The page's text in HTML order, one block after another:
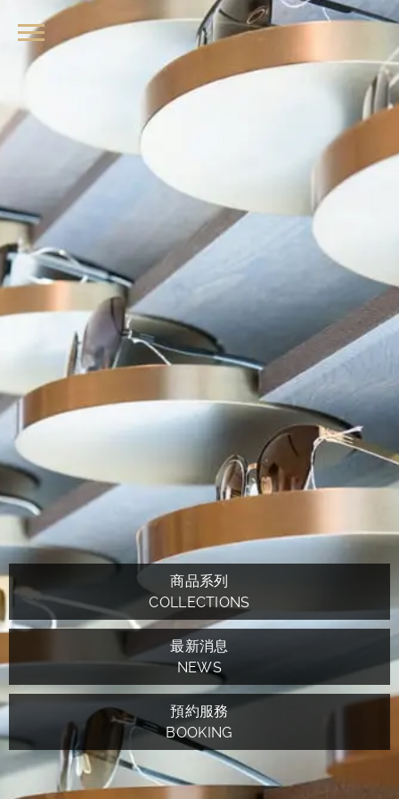
品牌眼鏡、精品墨鏡、名牌太陽眼
商品系列
COLLECTIONS
最新消息
NEWS
預約服務
BOOKING